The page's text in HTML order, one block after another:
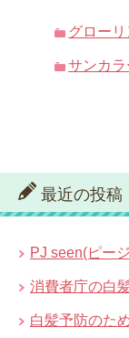
グロー
サンカラ
最近の投稿
PJ seen(ピー
消費者庁の白
白髪予防のた